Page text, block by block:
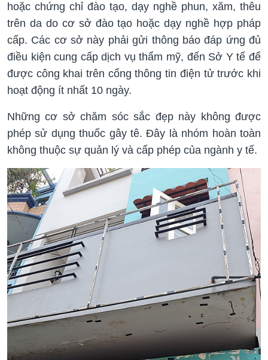
hoặc chứng chỉ đào tạo, dạy nghề phun, xăm, thêu
trên da do cơ sở đào tạo hoặc dạy nghề hợp pháp
cấp. Các cơ sở này phải gửi thông báo đáp ứng đủ
điều kiện cung cấp dịch vụ thẩm mỹ, đến Sở Y tế để
được công khai trên cổng thông tin điện tử trước khi
hoạt động ít nhất 10 ngày.
Những cơ sở chăm sóc sắc đẹp này không được
phép sử dụng thuốc gây tê. Đây là nhóm hoàn toàn
không thuộc sự quản lý và cấp phép của ngành y tế.